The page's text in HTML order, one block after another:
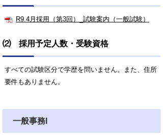
R9.4月採用（第3回）_試験案内（一般試験）
⑵ 採用予定人数・受験資格
すべての試験区分で学歴を問いません。また、住所
要件もありません。
一般事務I